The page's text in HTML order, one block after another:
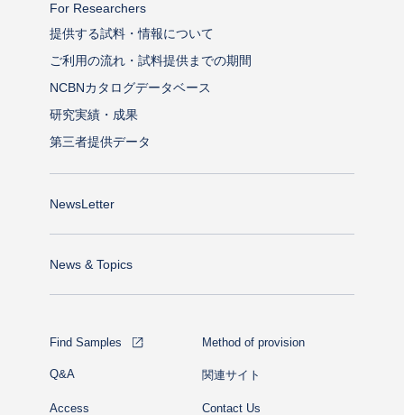
For Researchers
提供する試料・情報について
ご利用の流れ・試料提供までの期間
NCBNカタログデータベース
研究実績・成果
第三者提供データ
NewsLetter
News & Topics
Find Samples Method of provision
Q&A 関連サイト
Access Contact Us